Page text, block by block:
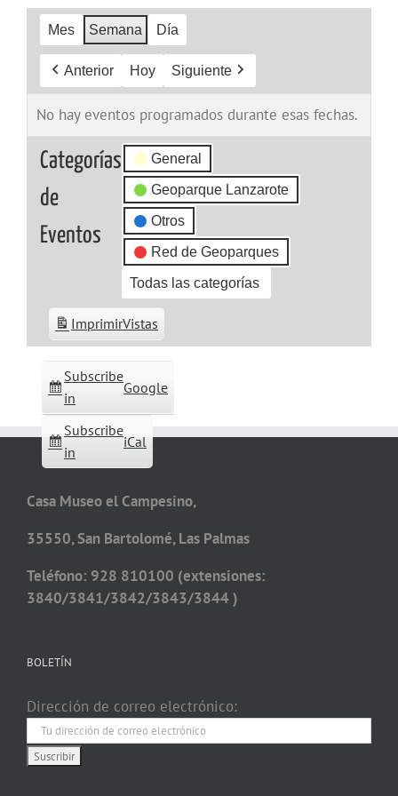
Mes Semana Día
Anterior Hoy Siguiente
No hay eventos programados durante esas fechas.
Categorías
de
Eventos
General
Geoparque Lanzarote
Otros
Red de Geoparques
Todas las categorías
Subscribe
in
Google
Subscribe
in
iCal
ImprimirVistas
Casa Museo el Campesino,
35550, San Bartolomé, Las Palmas
Teléfono: 928 810100 (extensiones:
3840/3841/3842/3843/3844 )
BOLETÍN
Dirección de correo electrónico: